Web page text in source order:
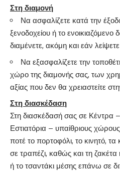
Στη διαμονή
Να ασφαλίζετε κατά την
ξενοδοχείου ή το
διαμένετε, ακόμη και εάν
Να εξασφαλίζετε την
χώρο της διαμονής σας, των
αξίας που δεν θα χρειαστείτε
Στη διασκέδαση
Στη διασκέδασή σας σε Κέντρα
Εστιατόρια – υπαίθριους
ποτέ το πορτοφόλι, το κινητό,
σε τραπέζι, καθώς και τη
ή το τσαντάκι μέσης επάνω σε